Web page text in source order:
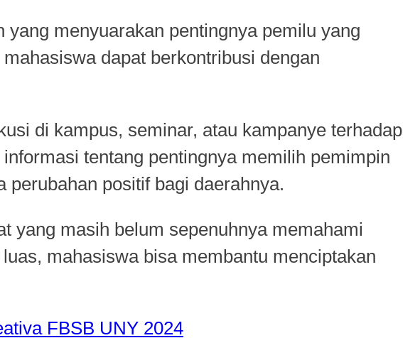
menyuarakan pentingnya pemilu yang
mahasiswa dapat berkontribusi dengan
di kampus, seminar, atau kampanye terhadap
tentang pentingnya memilih pemimpin
positif bagi daerahnya.
yang masih belum sepenuhnya memahami
mahasiswa bisa membantu menciptakan
FBSB UNY 2024